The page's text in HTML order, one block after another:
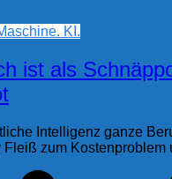
KI.
ist als
Intelligenz ganze
zum Kostenproblem